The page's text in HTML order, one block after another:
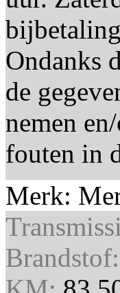
Ondanks
de
nemen
fouten in
Merk:
Brandstof: